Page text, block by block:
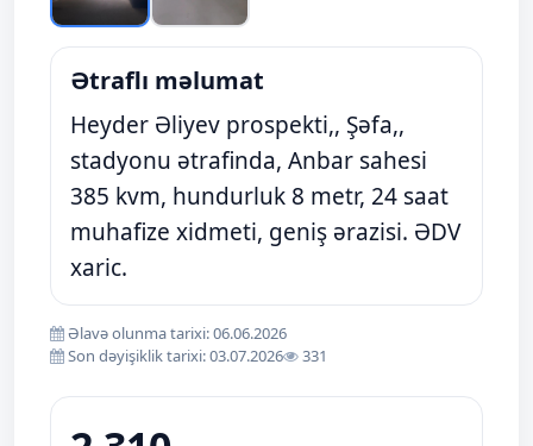
Ətraflı məlumat
Heyder Əliyev prospekti,, Şəfa,,
stadyonu ətrafinda, Anbar sahesi
385 kvm, hundurluk 8 metr, 24 saat
muhafize xidmeti, geniş ərazisi. ƏDV
xaric.
Əlavə olunma tarixi: 06.06.2026
Son dəyişiklik tarixi: 03.07.2026
331